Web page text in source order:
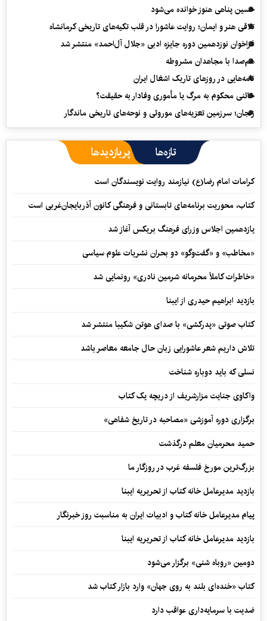
حسین پناهی هنوز خوانده می‌شود
تلاقی هنر و ایمان؛ روایت عاشورا در قلب تکیه‌های تاریخی کرمانشاه
فراخوان نوزدهمین دوره جایزه ادبی «جلال آل‌احمد» منتشر شد
هم‌صدا با مجاهدان مشروطه
نامه‌هایی در روزهای تاریک اشغال ایران
خائنی محکوم به مرگ یا مأموری وفادار به حقیقت؟
زنجان؛ سرزمین تعزیه‌های موروثی و نوحه‌های تاریخی ماندگار
تازه‌ها پربازدیدها
کرامات امام رضا(ع) نیازمند روایت نویسندگان است
کتاب، محوریت برنامه‌های تابستانی و فرهنگی کانون آذربایجان‌غربی است
یازدهمین اجلاس وزرای فرهنگ بریکس آغاز شد
«مخاطب» و «گفت‌وگو» دو بحران نشریات علوم سیاسی
«خاطرات کاملاً محرمانه شرمین نادری» رونمایی شد
بازدید ابراهیم حیدری از ایبنا
کتاب صوتی «پدرکشی» با صدای هوتن شکیبا منتشر شد
تلاش داریم شعر عاشورایی زبان حال جامعه معاصر باشد
نسلی که باید دوباره شناخت
واکاوی جنایت مزارشریف از دریچه یک کتاب
برگزاری دوره آموزشی «مصاحبه در تاریخ شفاهی»
حمید محرمیان معلم درگذشت
بزرگ‌ترین مورخ فلسفه غرب در روزگار ما
بازدید مدیرعامل خانه کتاب از تحریریه ایبنا
پیام مدیرعامل خانه کتاب و ادبیات ایران به مناسبت روز خبرنگار
بازدید مدیرعامل خانه کتاب از تحریریه ایبنا
دومین «روباه شنی» برگزار می‌شود
کتاب «خنده‌ای بلند به روی جهان» وارد بازار کتاب شد
ضدیت با سرمایه‌داری عواقب دارد